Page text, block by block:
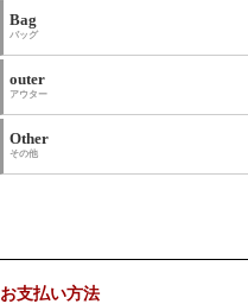
Bag
バッグ
outer
アウター
Other
その他
お支払い方法